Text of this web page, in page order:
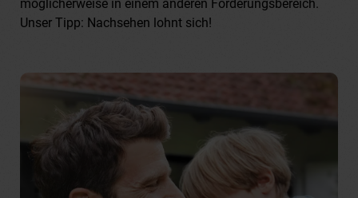
möglicherweise in einem anderen Förderungsbereich.
Unser Tipp: Nachsehen lohnt sich!